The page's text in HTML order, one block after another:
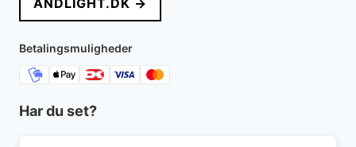
var:
5.195 kr..
ANDLIGHT.DK →
Betalingsmuligheder
Har du set?